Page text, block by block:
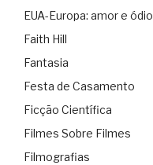
EUA-Europa: amor e ódio
Faith Hill
Fantasia
Festa de Casamento
Ficção Científica
Filmes Sobre Filmes
Filmografias